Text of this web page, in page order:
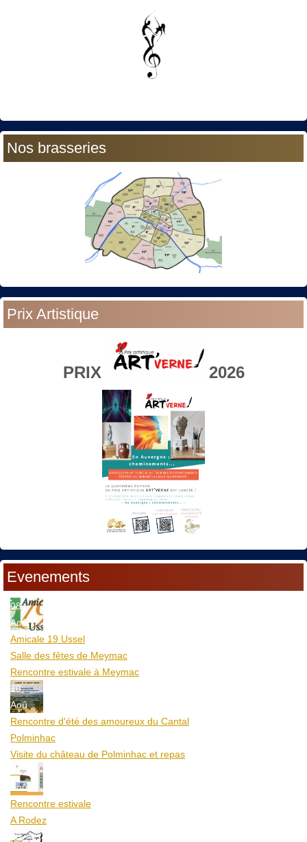
Nos brasseries
Prix Artistique
PRIX 2026
Evenements
08
Aoû
Amicale 19 Ussel
Salle des fêtes de Meymac
Rencontre estivale à Meymac
10
Aoû
Rencontre d'été des amoureux du Cantal
Polminhac
Visite du château de Polminhac et repas
12
Aoû
Rencontre estivale
A Rodez
23